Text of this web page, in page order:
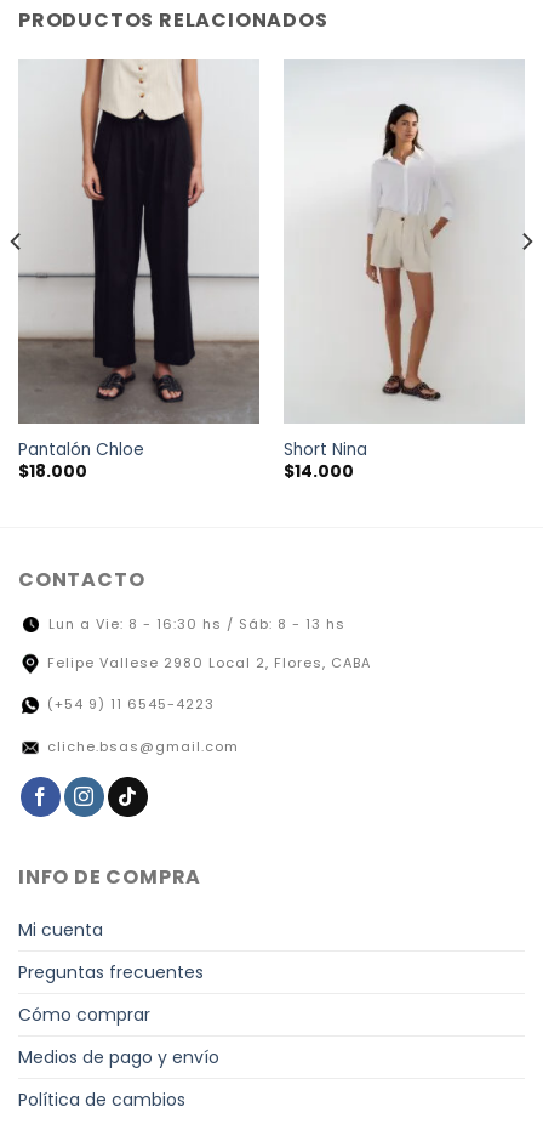
PRODUCTOS RELACIONADOS
Pantalón Chloe
$18.000
Short Nina
$14.000
CONTACTO
Lun a Vie: 8 - 16:30 hs / Sáb: 8 - 13 hs
Felipe Vallese 2980 Local 2, Flores, CABA
(+54 9) 11 6545-4223
cliche.bsas@gmail.com
INFO DE COMPRA
Mi cuenta
Preguntas frecuentes
Cómo comprar
Medios de pago y envío
Política de cambios